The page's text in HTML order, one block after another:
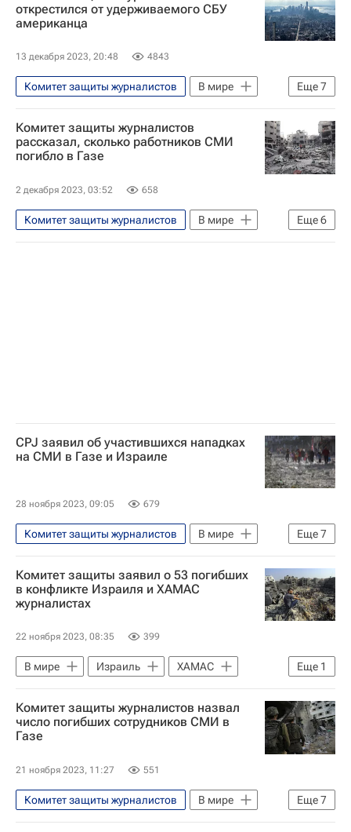
Анатолий Клян
Вооруженные силы Украины
Центральный дом журналиста
открестился от удерживаемого СБУ
американца
13 декабря 2023, 20:48 4843
Еще7
Комитет защиты журналистов
В мире
США
Украина
Россия
Такер Карлсон
Джо Байден
Мария Захарова
Служба безопасности Украины
Комитет защиты журналистов
рассказал, сколько работников СМИ
погибло в Газе
2 декабря 2023, 03:52 658
Еще6
Комитет защиты журналистов
В мире
Израиль
ХАМАС
ООН
CPJ заявил об участившихся нападках
на СМИ в Газе и Израиле
28 ноября 2023, 09:05 679
Еще7
Комитет защиты журналистов
В мире
Израиль
Россия
Западный берег реки Иордан
Владимир Путин
Комитет защиты заявил о 53 погибших
в конфликте Израиля и ХАМАС
журналистах
22 ноября 2023, 08:35 399
Еще 1
В мире Израиль
ХАМАС
Обострение палестино-израильского конфликта в 2023 году
Комитет защиты журналистов назвал
число погибших сотрудников СМИ в
Газе
21 ноября 2023, 11:27 551
Еще7
Комитет защиты журналистов
В мире
Обострение палестино-израильского конфликта в 2023 году